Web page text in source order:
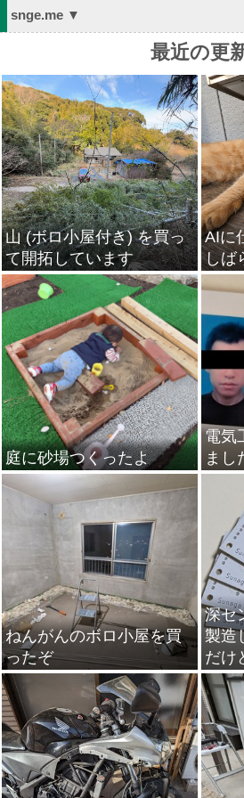
snge.me ▼
最近の更
山 (ボロ小屋付き) を買っ
て開拓しています
AIに
しば
庭に砂場つくったよ
電気
まし
ねんがんのボロ小屋を買
ったぞ
深セ
製造
だけ